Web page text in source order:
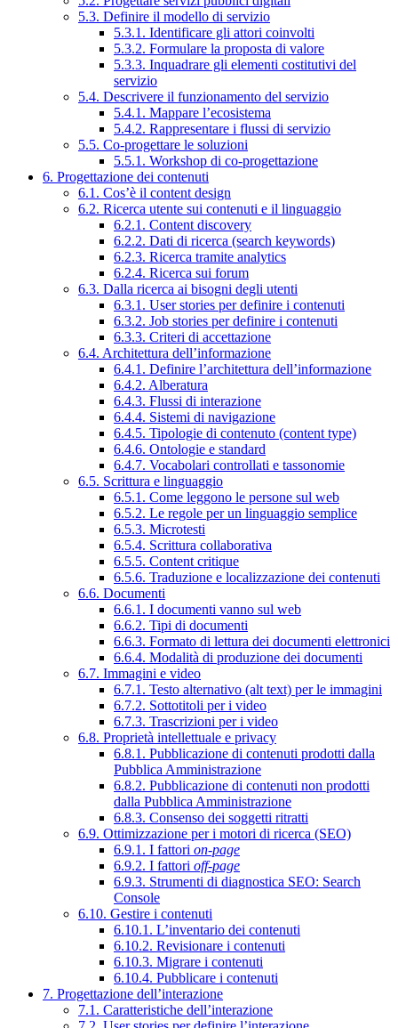
5.3. Definire il modello di servizio
5.3.1. Identificare gli attori coinvolti
5.3.2. Formulare la proposta di valore
5.3.3. Inquadrare gli elementi costitutivi del
servizio
5.4. Descrivere il funzionamento del servizio
5.4.1. Mappare l’ecosistema
5.4.2. Rappresentare i flussi di servizio
5.5. Co-progettare le soluzioni
5.5.1. Workshop di co-progettazione
6. Progettazione dei contenuti
6.1. Cos’è il content design
6.2. Ricerca utente sui contenuti e il linguaggio
6.2.1. Content discovery
6.2.2. Dati di ricerca (search keywords)
6.2.3. Ricerca tramite analytics
6.2.4. Ricerca sui forum
6.3. Dalla ricerca ai bisogni degli utenti
6.3.1. User stories per definire i contenuti
6.3.2. Job stories per definire i contenuti
6.3.3. Criteri di accettazione
6.4. Architettura dell’informazione
6.4.1. Definire l’architettura dell’informazione
6.4.2. Alberatura
6.4.3. Flussi di interazione
6.4.4. Sistemi di navigazione
6.4.5. Tipologie di contenuto (content type)
6.4.6. Ontologie e standard
6.4.7. Vocabolari controllati e tassonomie
6.5. Scrittura e linguaggio
6.5.1. Come leggono le persone sul web
6.5.2. Le regole per un linguaggio semplice
6.5.3. Microtesti
6.5.4. Scrittura collaborativa
6.5.5. Content critique
6.5.6. Traduzione e localizzazione dei contenuti
6.6. Documenti
6.6.1. I documenti vanno sul web
6.6.2. Tipi di documenti
6.6.3. Formato di lettura dei documenti elettronici
6.6.4. Modalità di produzione dei documenti
6.7. Immagini e video
6.7.1. Testo alternativo (alt text) per le immagini
6.7.2. Sottotitoli per i video
6.7.3. Trascrizioni per i video
6.8. Proprietà intellettuale e privacy
6.8.1. Pubblicazione di contenuti prodotti dalla
Pubblica Amministrazione
6.8.2. Pubblicazione di contenuti non prodotti
dalla Pubblica Amministrazione
6.8.3. Consenso dei soggetti ritratti
6.9. Ottimizzazione per i motori di ricerca (SEO)
6.9.1. I fattori on-page
6.9.2. I fattori off-page
6.9.3. Strumenti di diagnostica SEO: Search
Console
6.10. Gestire i contenuti
6.10.1. L’inventario dei contenuti
6.10.2. Revisionare i contenuti
6.10.3. Migrare i contenuti
6.10.4. Pubblicare i contenuti
7. Progettazione dell’interazione
7.1. Caratteristiche dell’interazione